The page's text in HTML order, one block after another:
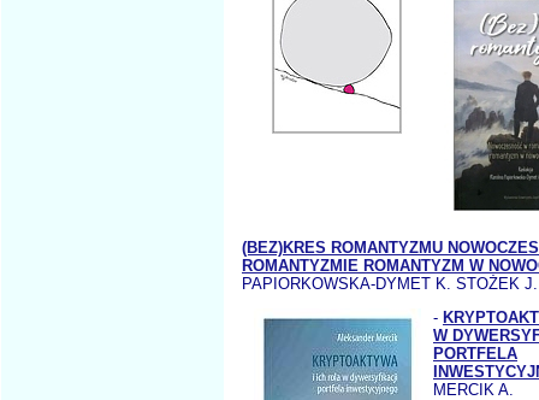
(BEZ)KRES ROMANTYZMU
ROMANTYZMIE ROMANTYZM W
PAPIORKOWSKA-DYMET K. STOŻEK
-
W
PORTFELA
MERCIK A.